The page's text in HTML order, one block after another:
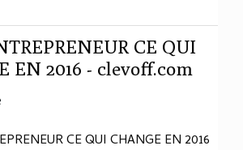
CE QUI
EN 2016 - clevoff.com
CE QUI CHANGE EN 2016